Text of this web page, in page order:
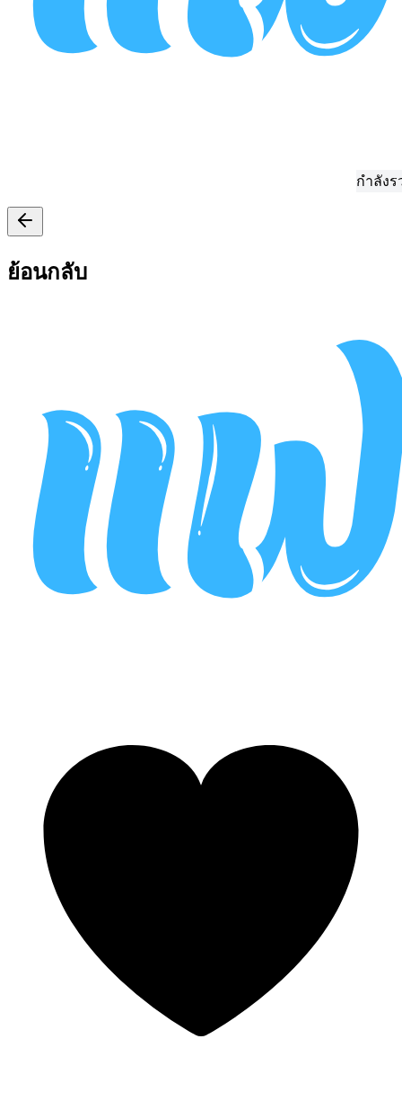
กำลังรวบรวมข้อ
ย้อนกลับ